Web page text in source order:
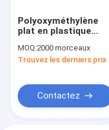
Polyoxyméthylène
plat en plastique
de joint
MOQ:2000 morceaux
Trouvez les derniers prix
Contactez